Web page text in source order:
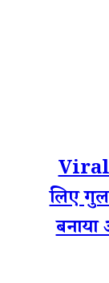
Viral
लिए
बनाया